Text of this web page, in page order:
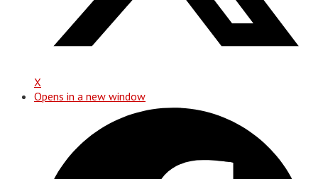
X
Opens in a new window